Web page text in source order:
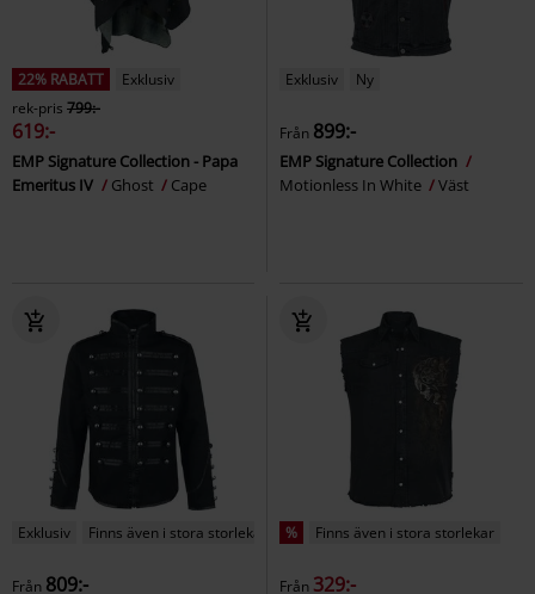
22% RABATT
Exklusiv
rek-pris 799:-
619:-
EMP Signature Collection - Papa
Emeritus IV
Ghost Cape
Exklusiv Ny
Från 899:-
EMP Signature Collection
Motionless In White
Väst
Exklusiv Finns även i stora storlekar
Från 809:-
% Finns även i stora storlekar
Från 329:-